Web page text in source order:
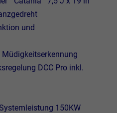
und
DCC Pro inkl.
150KW